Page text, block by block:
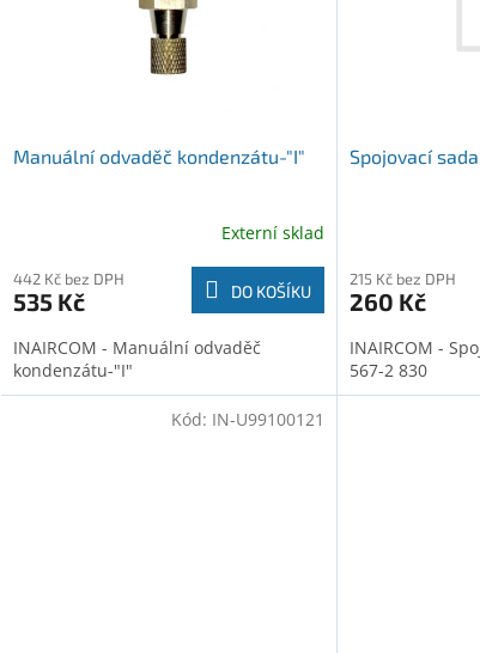
Manuální odvaděč kondenzátu-"I"
Externí sklad
442 Kč bez DPH
535 Kč DO KOŠÍKU
INAIRCOM - Manuální odvaděč
kondenzátu-"I"
Spojovací
215 Kč bez DPH
260 Kč
INAIRCOM -
567-2 830
Kód: IN-U99100121